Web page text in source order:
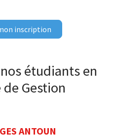
inscription
étudiants en
Gestion
ANTOUN